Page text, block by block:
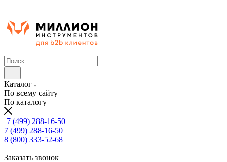
Каталог
По всему сайту
По каталогу
7 (499) 288-16-50
7 (499) 288-16-50
8 (800) 333-52-68
Заказать звонок